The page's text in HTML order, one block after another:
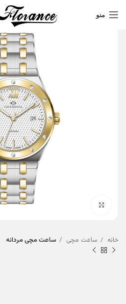
منو
خانه ساعت مچی ساعت مچی مردانه